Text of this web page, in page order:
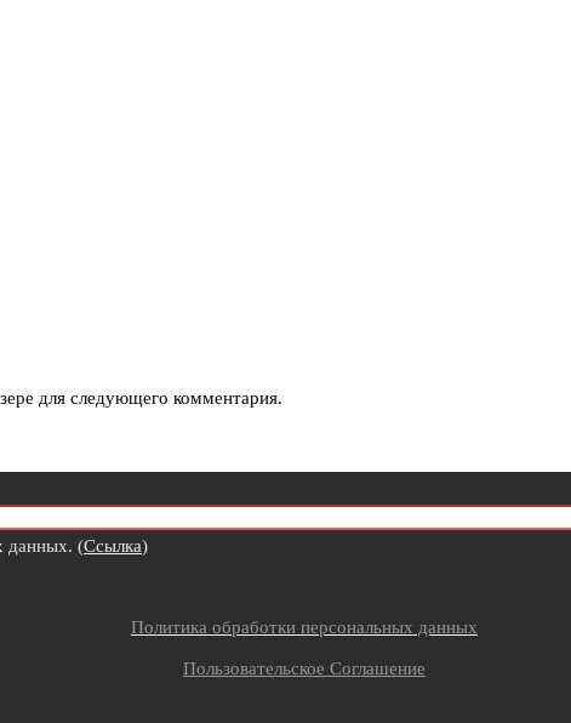
для следующего комментария.
данных. (Ссылка)
Политика обработки персональных данных
Пользовательское Соглашение